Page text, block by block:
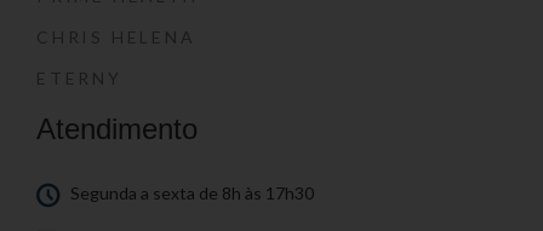
CHRIS HELENA
ETERNY
Atendimento
Segunda a sexta de 8h às 17h30